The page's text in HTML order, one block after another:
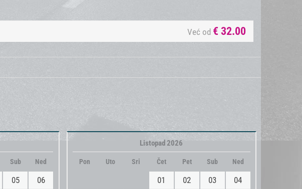
Već od € 32.00
Sub Ned
05
06
Listopad 2026
Pon Uto Sri Čet Pet Sub Ned
01 02 03
04